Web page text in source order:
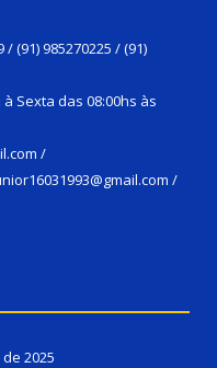
/ (91) 985270225 / (91)
Sexta das 08:00hs às
/
/
2025